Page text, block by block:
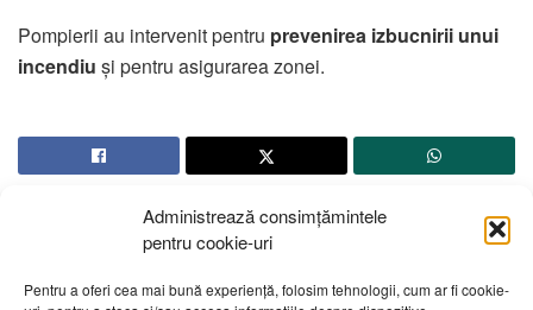
Administrează consimțămintele
pentru cookie-uri
Pentru a oferi cea mai bună experiență, folosim tehnologii, cum ar fi cookie-
Pompierii au intervenit pentru prevenirea izbucnirii unui
incendiu și pentru asigurarea zonei.